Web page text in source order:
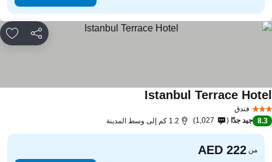
مشاركة
فندق
Istanbul Terrace
8.3 جيد جدًا 1,027 1.2 كم إلى وسط المدينة
من